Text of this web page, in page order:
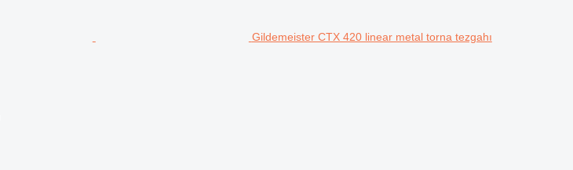
Gildemeister CTX 420 linear metal torna tezgahı